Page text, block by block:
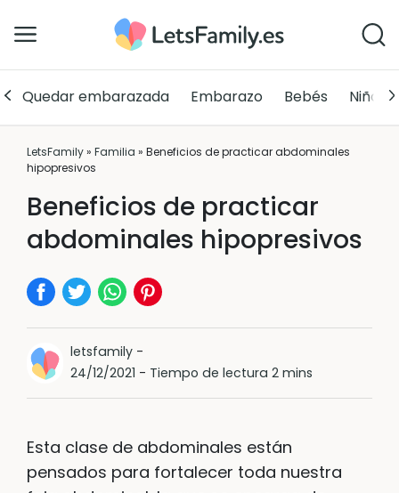
Quedar embarazada Embarazo Bebés Niños
LetsFamily» Familia » Beneficios de practicar abdominales
hipopresivos
Beneficios de practicar
abdominales hipopresivos
letsfamily-
24/12/2021 - Tiempo de lectura 2 mins
Esta clase de abdominales están
pensados para fortalecer toda nuestra